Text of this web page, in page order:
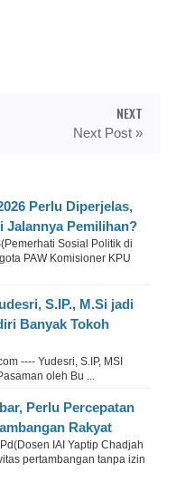
NEXT
Next Post »
Perlu Diperjelas,
Jalannya Pemilihan?
Sosial Politik di
PAW Komisioner KPU
S.IP., M.Si jadi
Banyak Tokoh
---- Yudesri, S.IP, MSI
oleh Bu ...
Perlu Percepatan
Rakyat
IAI Yaptip Chadjah
pertambangan tanpa izin